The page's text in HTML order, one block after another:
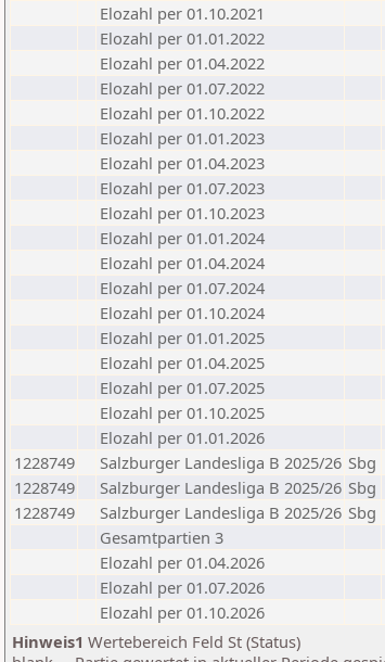
Elozahl per 01.10.2021
Elozahl per 01.01.2022
Elozahl per 01.04.2022
Elozahl per 01.07.2022
Elozahl per 01.10.2022
Elozahl per 01.01.2023
Elozahl per 01.04.2023
Elozahl per 01.07.2023
Elozahl per 01.10.2023
Elozahl per 01.01.2024
Elozahl per 01.04.2024
Elozahl per 01.07.2024
Elozahl per 01.10.2024
Elozahl per 01.01.2025
Elozahl per 01.04.2025
Elozahl per 01.07.2025
Elozahl per 01.10.2025
Elozahl per 01.01.2026
1228749
Salzburger Landesliga B 2025/26 Sbg
1228749
Salzburger Landesliga B 2025/26 Sbg
1228749
Salzburger Landesliga B 2025/26 Sbg
Gesamtpartien 3
Elozahl per 01.04.2026
Elozahl per 01.07.2026
Elozahl per 01.10.2026
Hinweis1 Wertebereich Feld St (Status)